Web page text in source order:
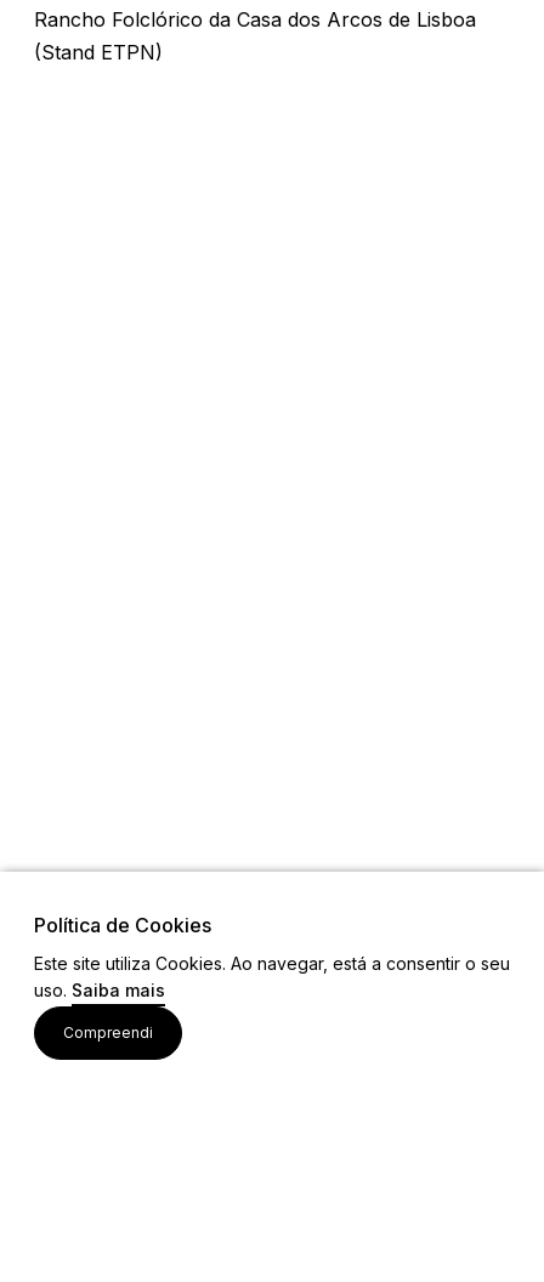
Rancho Folclórico da Casa dos Arcos de Lisboa
(Stand ETPN)
Política de Cookies
Este site utiliza Cookies. Ao navegar, está a consentir o seu
uso. Saiba mais
Compreendi
Links
Ligações Úteis
Contactos